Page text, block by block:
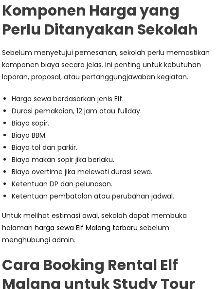
Komponen Harga yang
Perlu Ditanyakan Sekolah
Sebelum menyetujui pemesanan, sekolah perlu memastikan
komponen biaya secara jelas. Ini penting untuk kebutuhan
laporan, proposal, atau pertanggungjawaban kegiatan.
Harga sewa berdasarkan jenis Elf.
Durasi pemakaian, 12 jam atau fullday.
Biaya sopir.
Biaya BBM.
Biaya tol dan parkir.
Biaya makan sopir jika berlaku.
Biaya overtime jika melewati durasi sewa.
Ketentuan DP dan pelunasan.
Ketentuan pembatalan atau perubahan jadwal.
Untuk melihat estimasi awal, sekolah dapat membuka
halamanharga sewa Elf Malang terbaru sebelum
menghubungi admin.
Cara Booking Rental Elf
Malang untuk Study Tour